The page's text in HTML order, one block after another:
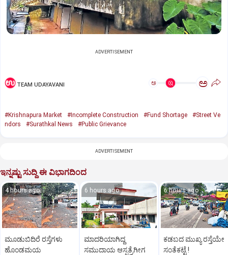
ADVERTISEMENT
TEAM UDAYAVANI ಅ ಅ
#Krishnapura Market #Incomplete Construction #Fund Shortage
#Street Ve
ndors
#Surathkal News #Public Grievance
ADVERTISEMENT
ಇನ್ನಷ್ಟು ಸುದ್ದಿ ಈ ವಿಭಾಗದಿಂದ
4 hours ago
ಮೂಡುಬಿದಿರೆ ರಸ್ತೆಗಳು
ಹೊಂಡಮಯ
6 hours ago
ಮಾದರಿಯಾಗಿದ್ದ
ಸಮುದಾಯ ಆಸ್ಪತ್ರೆಗೀಗ
6 hours ago
ಕಡಬದ ಮುಖ್ಯ ರಸ್ತೆಯೇ
ಸಂತೆಕಟ್ಟೆ !